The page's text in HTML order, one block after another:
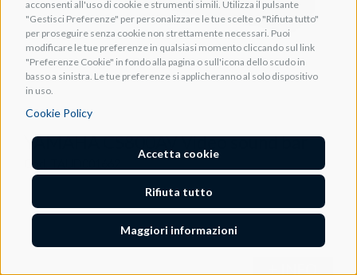
acconsenti all'uso di cookie e strumenti simili. Utilizza il pulsante
"Gestisci Preferenze" per personalizzare le tue scelte o "Rifiuta tutto"
per proseguire senza cookie non strettamente necessari. Puoi
modificare le tue preferenze in qualsiasi momento cliccando sul link
"Preferenze Cookie" in fondo alla pagina o sull'icona dello scudo in
basso a sinistra. Le tue preferenze si applicheranno al solo dispositivo
in uso.
Cookie Policy
Accetta cookie
Rifiuta tutto
Maggiori informazioni
YAMAHA CS800AV Video sound bar
Cod. TAUD001662